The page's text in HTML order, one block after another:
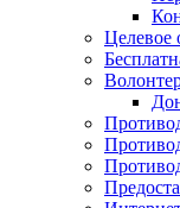
Целевое